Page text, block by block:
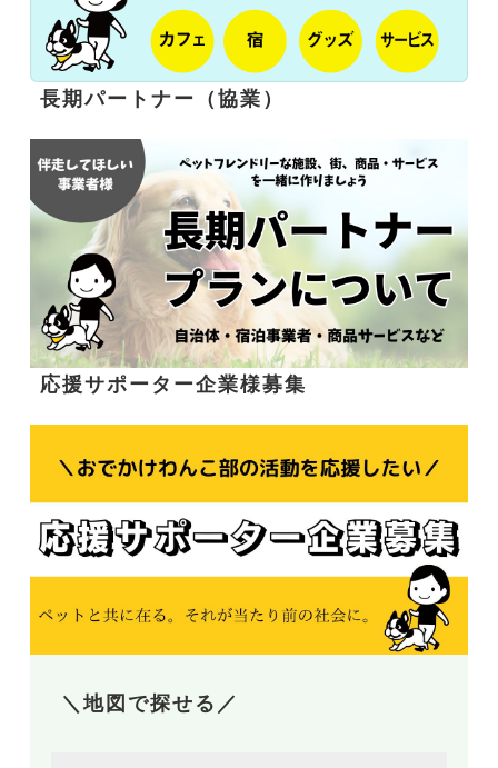
長期パートナー（協業）
応援サポーター企業様募集
＼地図で探せる／